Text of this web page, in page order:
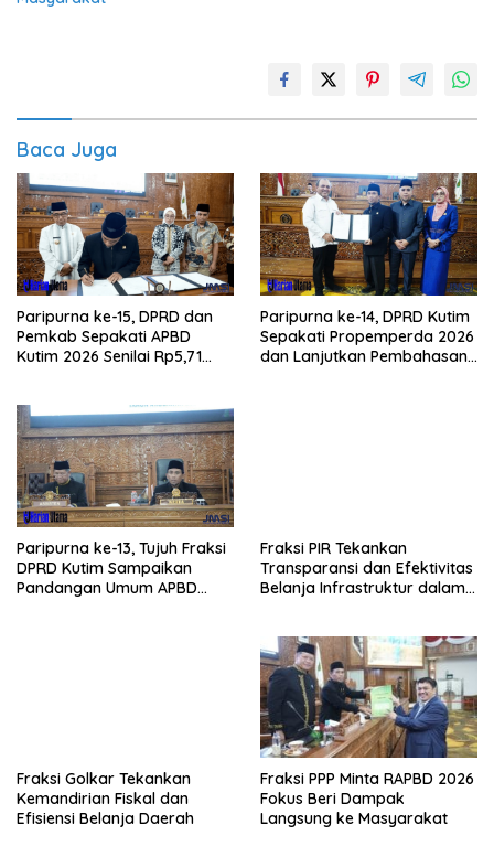
Baca Juga
Paripurna ke-15, DPRD dan
Pemkab Sepakati APBD
Kutim 2026 Senilai Rp5,71
Paripurna ke-14, DPRD Kutim
Sepakati Propemperda 2026
dan Lanjutkan Pembahasan
Paripurna ke-13, Tujuh Fraksi
DPRD Kutim Sampaikan
Pandangan Umum APBD
Fraksi PIR Tekankan
Transparansi dan Efektivitas
Belanja Infrastruktur dalam
Fraksi Golkar Tekankan
Kemandirian Fiskal dan
Efisiensi Belanja Daerah
Fraksi PPP Minta RAPBD 2026
Fokus Beri Dampak
Langsung ke Masyarakat